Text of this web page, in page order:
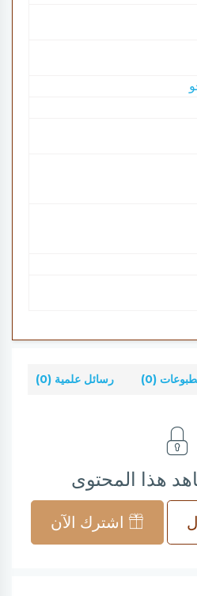
(0) رسائل علمية (0)
هذا المحتوى
اشترك الآن